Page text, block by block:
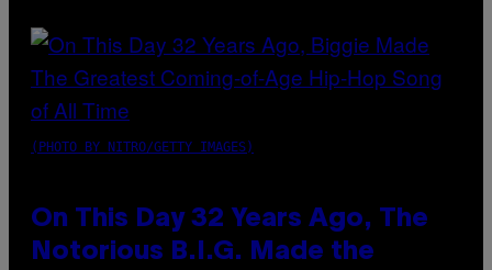
(PHOTO BY NITRO/GETTY IMAGES)
On This Day 32 Years Ago, The
Notorious B.I.G. Made the